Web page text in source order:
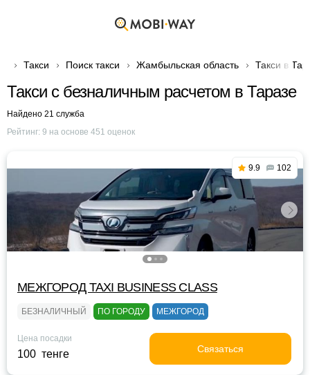
Такси Поиск такси Жамбыльская область Такси в
Такси с безналичным расчетом в Таразе
Найдено 21 служба
Рейтинг: 9 на основе 451 оценок
9.9 102
МЕЖГОРОД TAXI BUSINESS CLASS
БЕЗНАЛИЧНЫЙ ПО ГОРОДУ МЕЖГОРОД
Цена посадки
100 тенге Связаться